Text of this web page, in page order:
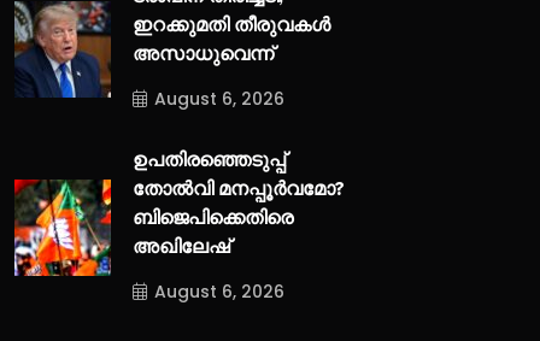
ഇറക്കുമതി തീരുവകൾ
അസാധുവെന്ന്
August 6, 2026
ഉപതിരഞ്ഞെടുപ്പ്
തോൽവി മനപ്പൂർവമോ?
ബിജെപിക്കെതിരെ
അഖിലേഷ്
August 6, 2026